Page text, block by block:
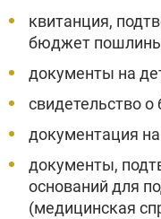
квитанция,
бюджет пошлины
документы на
свидетельство о
документация
документы,
оснований для
(медицинская